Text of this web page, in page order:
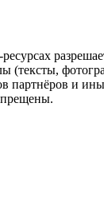
(тексты,
партнёров и